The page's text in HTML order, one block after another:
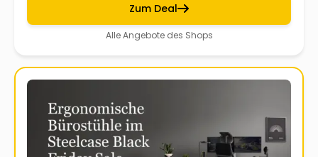
Zum Deal
Alle Angebote des Shops